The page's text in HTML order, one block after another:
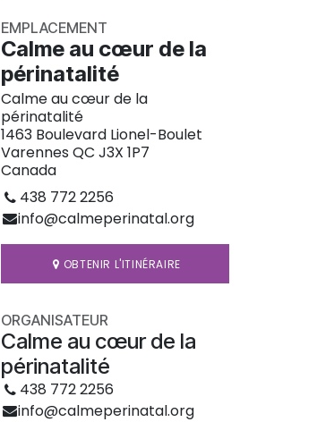
EMPLACEMENT
Calme au cœur de la
périnatalité
Calme au cœur de la
périnatalité
1463 Boulevard Lionel-Boulet
Varennes QC J3X 1P7
Canada
438 772 2256
info@calmeperinatal.org
OBTENIR L'ITINÉRAIRE
ORGANISATEUR
Calme au cœur de la
périnatalité
438 772 2256
info@calmeperinatal.org